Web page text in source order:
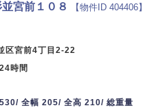
宮前１０８ 【物件ID 404406】
区宮前4丁目2-22
24時間
全幅 205/ 全高 210/ 総重量